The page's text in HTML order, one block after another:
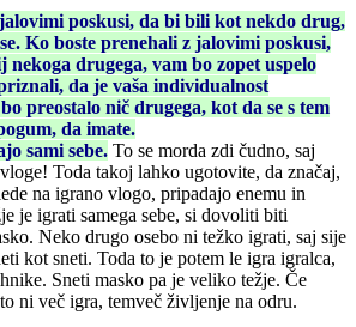
poskusi, da bi bili kot nekdo drug,
Ko boste prenehali z jalovimi poskusi,
nekoga drugega, vam bo zopet uspelo
da je vaša individualnost
preostalo nič drugega, kot da se s tem
da imate.
sami sebe. To se morda zdi čudno, saj
Toda takoj lahko ugotovite, da značaj,
na igrano vlogo, pripadajo enemu in
je igrati samega sebe, si dovoliti biti
Neko drugo osebo ni težko igrati, saj sije
kot sneti. Toda to je potem le igra igralca,
Sneti masko pa je veliko težje. Če
ni več igra, temveč življenje na odru.